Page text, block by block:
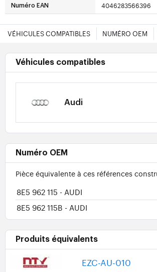
Numéro EAN 4046283566396
VÉHICULES COMPATIBLES NUMÉRO OEM
Véhicules compatibles
Audi
Numéro OEM
Pièce équivalente à ces références
8E5 962 115 - AUDI
8E5 962 115B - AUDI
Produits équivalents
EZC-AU-010